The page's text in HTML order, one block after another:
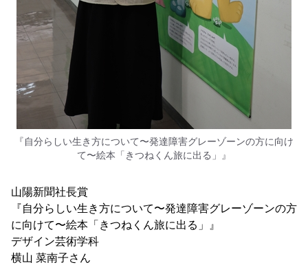
『自分らしい生き方について〜発達障害グレーゾーンの方に向け
て〜絵本「きつねくん旅に出る」』
山陽新聞社長賞
『自分らしい生き方について〜発達障害グレーゾーンの方
に向けて〜絵本「きつねくん旅に出る」』
デザイン芸術学科
横山 菜南子さん